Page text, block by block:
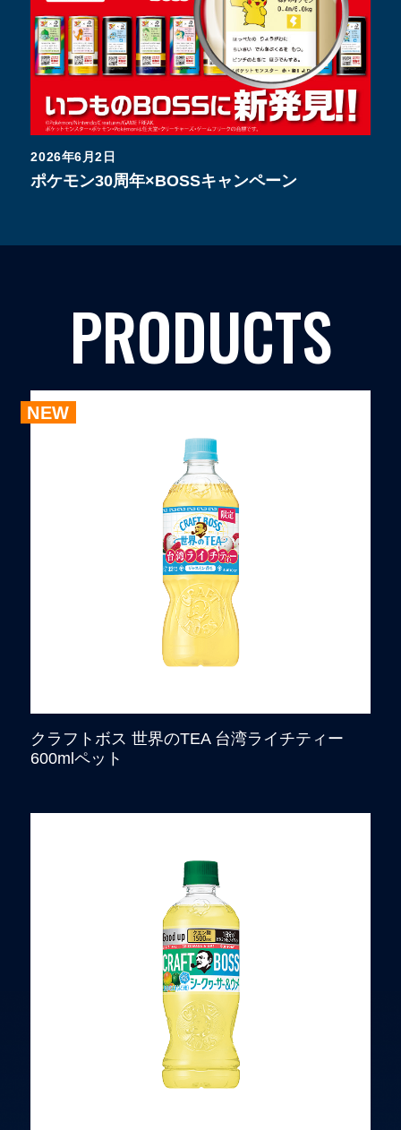
2026年6月2日
ポケモン30周年×BOSSキャンペーン
PRODUCTS
NEW
クラフトボス 世界のTEA 台湾ライチティー
600mlペット